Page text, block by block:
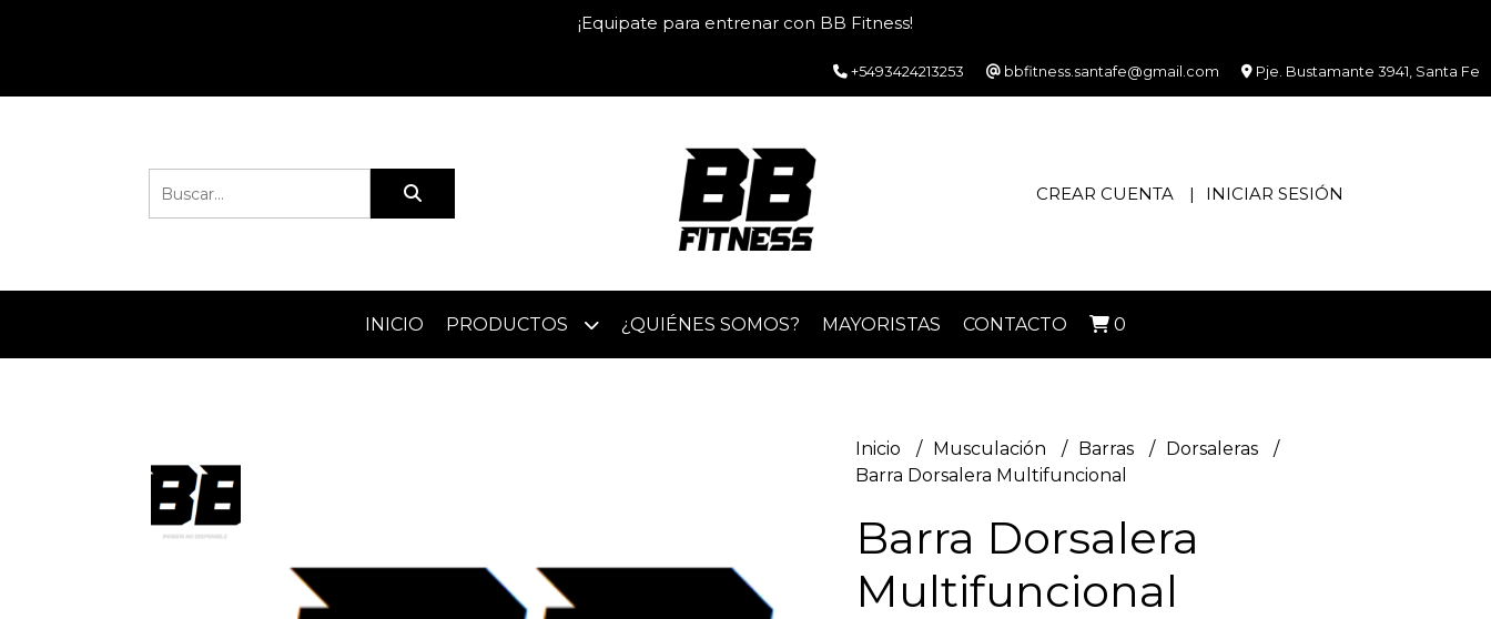
¡Equipate para entrenar con BB Fitness!
+5493424213253 bbfitness.santafe@gmail.com Pje. Bustamante 3941, Santa Fe
CREAR CUENTA INICIAR SESIÓN
INICIO PRODUCTOS ¿QUIÉNES SOMOS? MAYORISTAS CONTACTO 0
Inicio Musculación Barras
Dorsaleras
Barra Dorsalera Multifuncional
Barra Dorsalera
Multifuncional